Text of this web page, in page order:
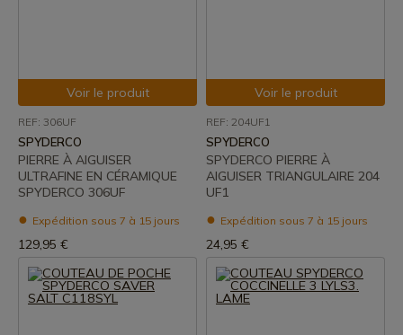
Voir le produit
REF: 306UF
SPYDERCO
PIERRE À AIGUISER
ULTRAFINE EN CÉRAMIQUE
SPYDERCO 306UF
Expédition sous 7 à 15 jours
129,95 €
Voir le produit
REF: 204UF1
SPYDERCO
SPYDERCO PIERRE À
AIGUISER TRIANGULAIRE 204
UF1
Expédition sous 7 à 15 jours
24,95 €